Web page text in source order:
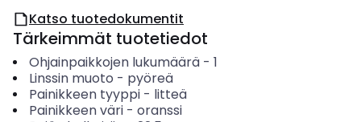
Katso tuotedokumentit
Tärkeimmät tuotetiedot
Ohjainpaikkojen lukumäärä- 1
Linssin muoto - pyöreä
Painikkeen tyyppi- litteä
Painikkeen väri- oranssi